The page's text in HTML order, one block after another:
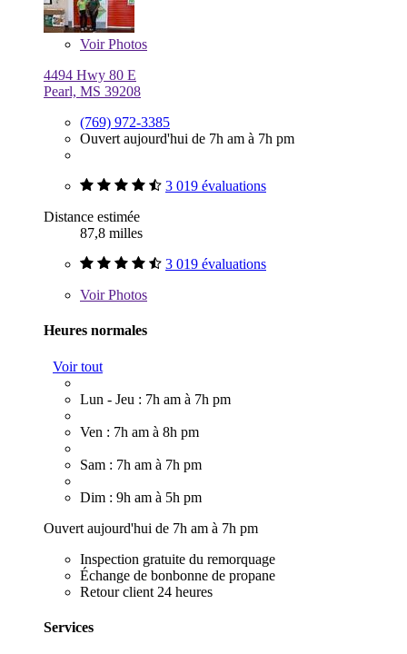
VoirPhotos
4494 Hwy 80 E
Pearl, MS 39208
(769) 972-3385
Ouvert aujourd'hui de 7h am à 7h pm
3 019 évaluations
Distance estimée
87,8 milles
3 019 évaluations
VoirPhotos
Heures normales
Voir tout
Lun - Jeu : 7h am à 7h pm
Ven : 7h am à 8h pm
Sam : 7h am à 7h pm
Dim : 9h am à 5h pm
Ouvert aujourd'hui de 7h am à 7h pm
Inspection gratuite du remorquage
Échange de bonbonne de propane
Retour client 24 heures
Services